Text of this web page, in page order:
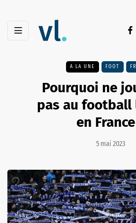
A LA UNE FOOT
Pourquoi ne
pas au football
en
5 mai 2023